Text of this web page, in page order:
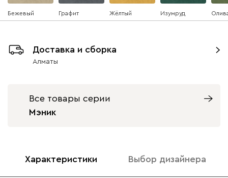
Бежевый Графит Жёлтый Изумруд
Ультра
Геста 320 620
Доставка и сборка
Алматы
Все товары серии
Мэник
Характеристики Выбор дизайнера